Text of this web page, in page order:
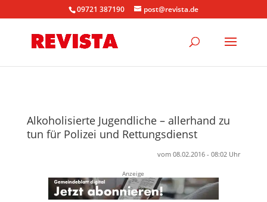
09721 387190 post@revista.de
Alkoholisierte Jugendliche – allerhand zu
tun für Polizei und Rettungsdienst
vom 08.02.2016 - 08:02 Uhr
Anzeige